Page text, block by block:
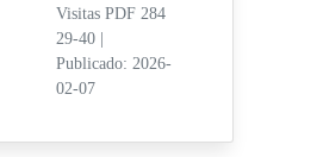
Visitas PDF 284
29-40
Publicado: 2026-
02-07